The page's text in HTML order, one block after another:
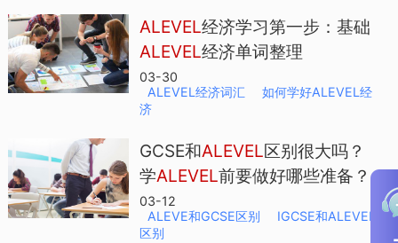
的职高生，通常国内Alevel学校招收的是
高二毕业的学生，并要求参加相关的入学
考试，由于Alevel课程包括教学及试卷习
题等都是英文形式出现，所以这要求学生
有较高的英文水平。
Alevel课程学制
ALEVEL经济学习第一步：基础
ALEVEL经济单词整理
03-30
ALEVEL经济词汇
如何学好ALEVEL经
济
GCSE和ALEVEL区别很大吗？
学ALEVEL前要做好哪些准备？
03-12
ALEVE和GCSE区别
IGCSE和ALEVEL
区别